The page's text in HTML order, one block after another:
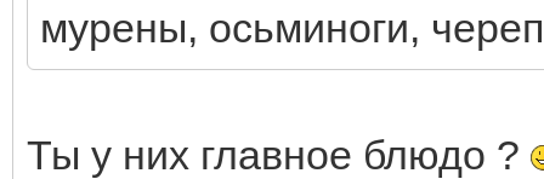
мурены, осьминоги,
Ты у них главное блюдо ?